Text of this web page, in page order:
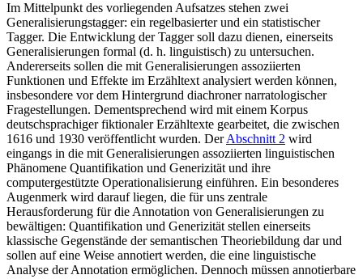
Im Mittelpunkt des vorliegenden Aufsatzes stehen zwei
Generalisierungstagger: ein regelbasierter und ein statistischer
Tagger. Die Entwicklung der Tagger soll dazu dienen, einerseits
Generalisierungen formal (d. h. linguistisch) zu untersuchen.
Andererseits sollen die mit Generalisierungen assoziierten
Funktionen und Effekte im Erzähltext analysiert werden können,
insbesondere vor dem Hintergrund diachroner narratologischer
Fragestellungen. Dementsprechend wird mit einem Korpus
deutschsprachiger fiktionaler Erzähltexte gearbeitet, die zwischen
1616 und 1930 veröffentlicht wurden. DerAbschnitt 2 wird
eingangs in die mit Generalisierungen assoziierten linguistischen
Phänomene Quantifikation und Generizität und ihre
computergestützte Operationalisierung einführen. Ein besonderes
Augenmerk wird darauf liegen, die für uns zentrale
Herausforderung für die Annotation von Generalisierungen zu
bewältigen: Quantifikation und Generizität stellen einerseits
klassische Gegenstände der semantischen Theoriebildung dar und
sollen auf eine Weise annotiert werden, die eine linguistische
Analyse der Annotation ermöglichen. Dennoch müssen annotierbare